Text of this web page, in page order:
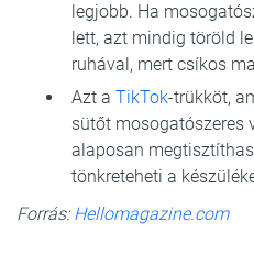
legjobb. Ha
lett, azt mindig töröld
ruhával, mert csíkos
Azt a TikTok-trükköt,
sütőt mosogatószeres
alaposan
tönkreteheti a
Forrás:Hellomagazine.com